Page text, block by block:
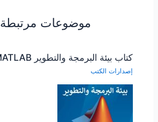
موضوعات مرتبطة
كتاب بيئة البرمجة والتطوير MATLAB
إصدارات الكتب